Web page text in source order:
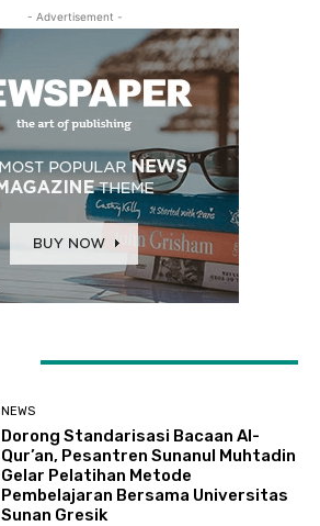
- Advertisement -
NEWS
Dorong Standarisasi Bacaan Al-
Qur’an, Pesantren Sunanul Muhtadin
Gelar Pelatihan Metode
Pembelajaran Bersama Universitas
Sunan Gresik